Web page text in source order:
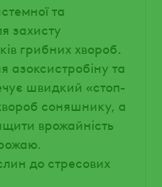
та
захисту
грибних хвороб.
та
швидкий «стоп-
соняшнику, а
врожайність
до стресових